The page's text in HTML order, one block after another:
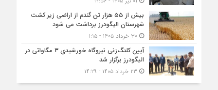
بیش از ۵۵ هزار تن گندم از اراضی زیر کشت
شهرستان الیگودرز برداشت می شود
۳۰ خرداد ۱۴۰۵ - ۱:۱۵
آیین کلنگ‌زنی نیروگاه خورشیدی ۳ مگاواتی در
الیگودرز برگزار شد